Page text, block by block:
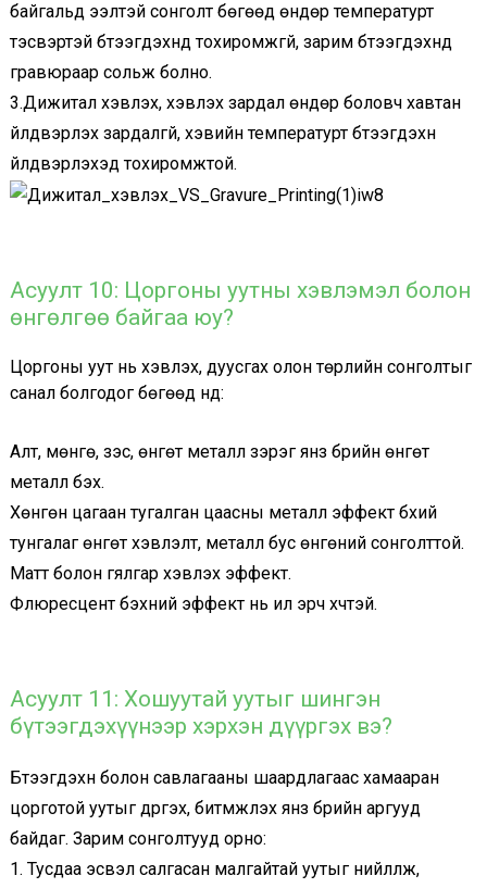
байгальд ээлтэй сонголт бөгөөд өндөр температурт
тэсвэртэй бүтээгдэхүүнд тохиромжгүй, зарим бүтээгдэхүүнд
гравюраар сольж болно.
3.Дижитал хэвлэх, хэвлэх зардал өндөр боловч хавтан
үйлдвэрлэх зардалгүй, хэвийн температурт бүтээгдэхүүн
үйлдвэрлэхэд тохиромжтой.
Асуулт 10: Цоргоны уутны хэвлэмэл болон
өнгөлгөө байгаа юу?
Цоргоны уут нь хэвлэх, дуусгах олон төрлийн сонголтыг
санал болгодог бөгөөд үүнд:
Алт, мөнгө, зэс, өнгөт металл зэрэг янз бүрийн өнгөт
металл бэх.
Хөнгөн цагаан тугалган цаасны металл эффект бүхий
тунгалаг өнгөт хэвлэлт, металл бус өнгөний сонголттой.
Матт болон гялгар хэвлэх эффект.
Флюресцент бэхний эффект нь илүү эрч хүчтэй.
Асуулт 11: Хошуутай уутыг шингэн
бүтээгдэхүүнээр хэрхэн дүүргэх вэ?
Бүтээгдэхүүн болон савлагааны шаардлагаас хамааран
цорготой уутыг дүүргэх, битүүмжлэх янз бүрийн аргууд
байдаг. Зарим сонголтууд орно:
1. Тусдаа эсвэл салгасан малгайтай уутыг нийлүүлж,